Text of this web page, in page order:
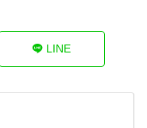
LINE